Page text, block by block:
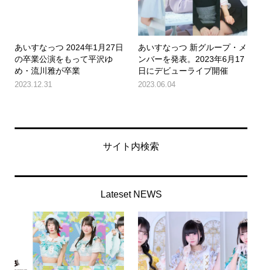
あいすなっつ 2024年1月27日
の卒業公演をもって平沢ゆ
め・流川雅が卒業
2023.12.31
あいすなっつ 新グループ・メ
ンバーを発表。2023年6月17
日にデビューライブ開催
2023.06.04
サイト内検索
Lateset NEWS